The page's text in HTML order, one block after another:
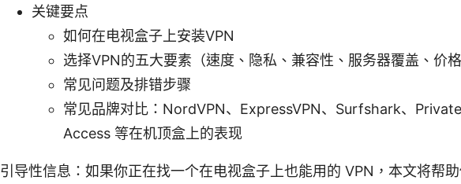
关键要点
如何在电视盒子上安装VPN
选择VPN的五大要素（速度、隐私、兼容性、服务器覆盖、价格
常见问题及排错步骤
常见品牌对比：NordVPN、ExpressVPN、Surfshark、
Access 等在机顶盒上的表现
引导性信息：如果你正在找一个在电视盒子上也能用的 VPN，本文将帮